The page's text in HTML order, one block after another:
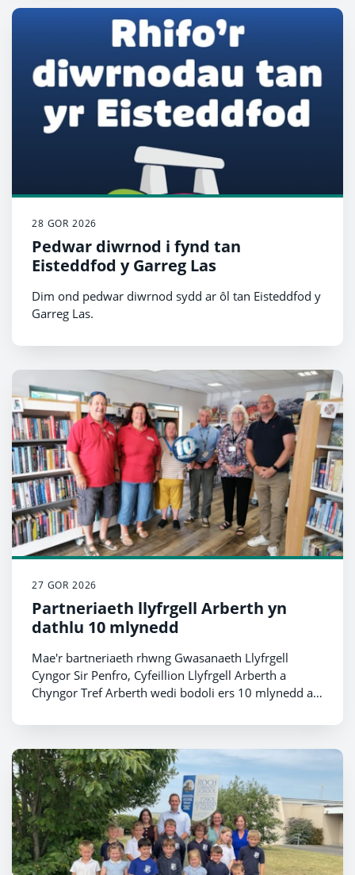
28 GOR 2026
Pedwar diwrnod i fynd tan
Eisteddfod y Garreg Las
Dim ond pedwar diwrnod sydd ar ôl tan Eisteddfod y
Garreg Las.
27 GOR 2026
Partneriaeth llyfrgell Arberth yn
dathlu 10 mlynedd
Mae'r bartneriaeth rhwng Gwasanaeth Llyfrgell
Cyngor Sir Penfro, Cyfeillion Llyfrgell Arberth a
Chyngor Tref Arberth wedi bodoli ers 10 mlynedd ac